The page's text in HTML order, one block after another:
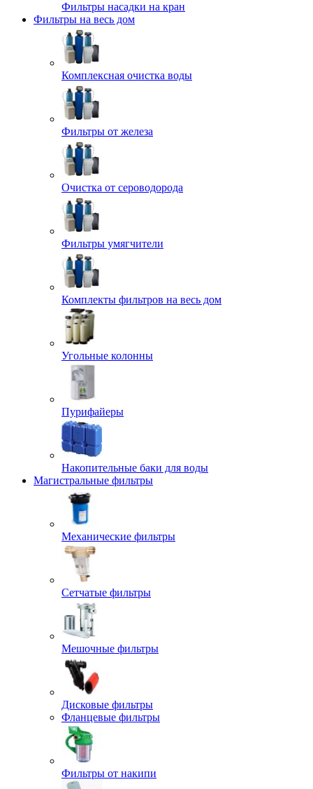
Фильтры насадки на кран
Фильтры на весь дом
Комплексная очистка воды
Фильтры от железа
Очистка от сероводорода
Фильтры умягчители
Комплекты фильтров на весь дом
Угольные колонны
Пурифайеры
Накопительные баки для воды
Магистральные фильтры
Механические фильтры
Сетчатые фильтры
Мешочные фильтры
Дисковые фильтры
Фланцевые фильтры
Фильтры от накипи